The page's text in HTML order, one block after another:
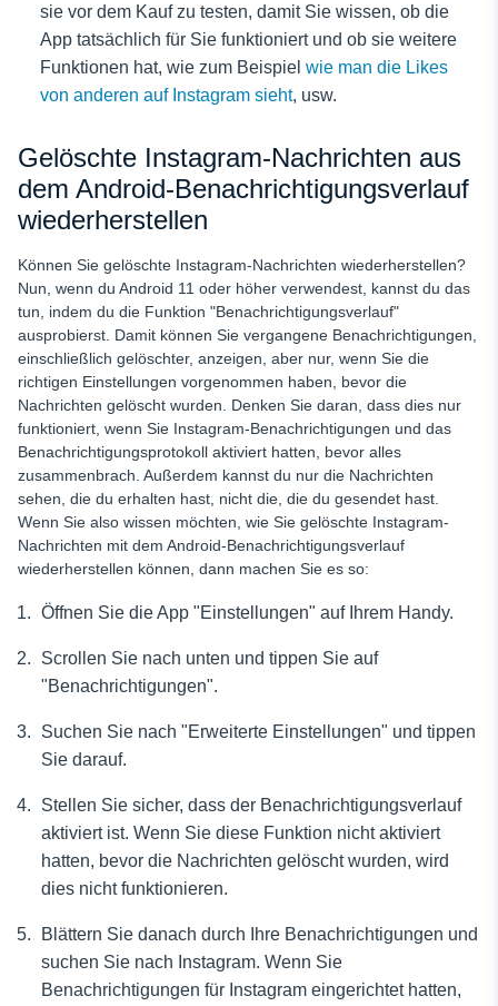
sie vor dem Kauf zu testen, damit Sie wissen, ob die
App tatsächlich für Sie funktioniert und ob sie weitere
Funktionen hat, wie zum Beispiel wie man die Likes
von anderen auf Instagram sieht, usw.
Gelöschte Instagram-Nachrichten aus
dem Android-Benachrichtigungsverlauf
wiederherstellen
Können Sie gelöschte Instagram-Nachrichten wiederherstellen?
Nun, wenn du Android 11 oder höher verwendest, kannst du das
tun, indem du die Funktion "Benachrichtigungsverlauf"
ausprobierst. Damit können Sie vergangene Benachrichtigungen,
einschließlich gelöschter, anzeigen, aber nur, wenn Sie die
richtigen Einstellungen vorgenommen haben, bevor die
Nachrichten gelöscht wurden. Denken Sie daran, dass dies nur
funktioniert, wenn Sie Instagram-Benachrichtigungen und das
Benachrichtigungsprotokoll aktiviert hatten, bevor alles
zusammenbrach. Außerdem kannst du nur die Nachrichten
sehen, die du erhalten hast, nicht die, die du gesendet hast.
Wenn Sie also wissen möchten, wie Sie gelöschte Instagram-
Nachrichten mit dem Android-Benachrichtigungsverlauf
wiederherstellen können, dann machen Sie es so:
Öffnen Sie die App "Einstellungen" auf Ihrem Handy.
Scrollen Sie nach unten und tippen Sie auf
"Benachrichtigungen".
Suchen Sie nach "Erweiterte Einstellungen" und tippen
Sie darauf.
Stellen Sie sicher, dass der Benachrichtigungsverlauf
aktiviert ist. Wenn Sie diese Funktion nicht aktiviert
hatten, bevor die Nachrichten gelöscht wurden, wird
dies nicht funktionieren.
Blättern Sie danach durch Ihre Benachrichtigungen und
suchen Sie nach Instagram. Wenn Sie
Benachrichtigungen für Instagram eingerichtet hatten,